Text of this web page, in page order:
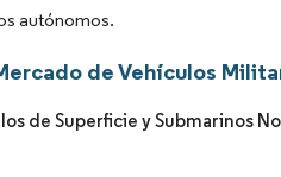
autónomos.
de Vehículos
de Superficie y Submarinos